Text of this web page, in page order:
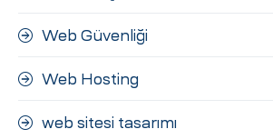
Web Güvenliği
Web Hosting
web sitesi tasarımı